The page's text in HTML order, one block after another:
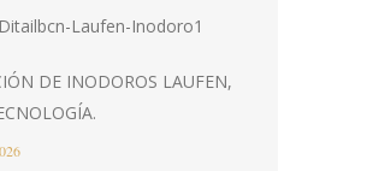
DE INODOROS LAUFEN,